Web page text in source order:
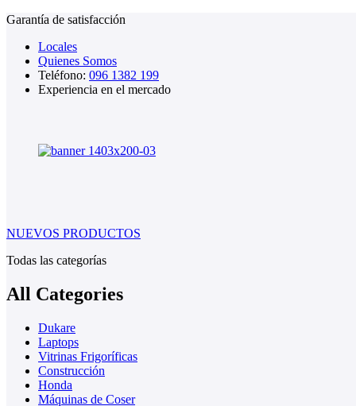
Garantía de satisfacción
Locales
Quienes Somos
Teléfono: 096 1382 199
Experiencia en el mercado
NUEVOS PRODUCTOS
Todas las categorías
All Categories
Dukare
Laptops
Vitrinas Frigoríficas
Construcción
Honda
Máquinas de Coser